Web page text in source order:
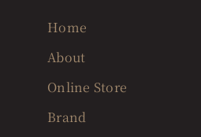
Home
About
Online Store
Brand